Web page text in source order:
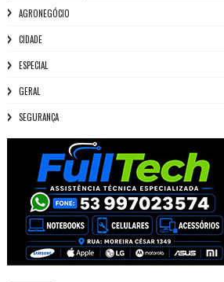
AGRONEGÓCIO
CIDADE
ESPECIAL
GERAL
SEGURANÇA